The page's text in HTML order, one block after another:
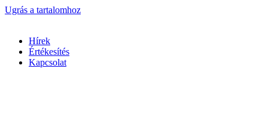
Ugrás a tartalomhoz
Hírek
Értékesítés
Kapcsolat